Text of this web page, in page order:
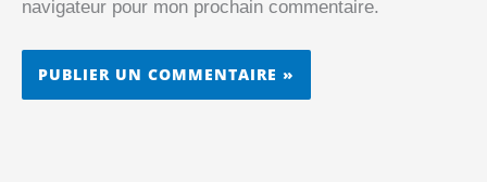
navigateur pour mon prochain commentaire.